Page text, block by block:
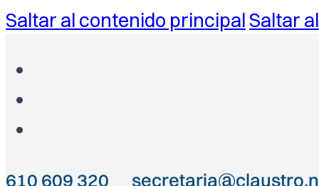
Saltar al contenido principalSaltar
610 609 320